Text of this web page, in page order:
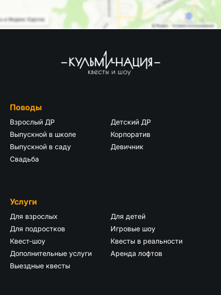
Поводы
Взрослый ДР
Детский ДР
Выпускной в школе
Корпоратив
Выпускной в саду
Девичник
Свадьба
Услуги
Для взрослых
Для детей
Для подростков
Игровые шоу
Квест-шоу
Квесты в реальности
Дополнительные услуги
Аренда лофтов
Выездные квесты